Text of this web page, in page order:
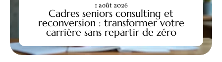
Cadres seniors consulting et
reconversion : transformer votre
carrière sans repartir de zéro
1 août 2026